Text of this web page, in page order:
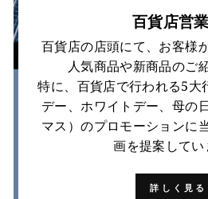
百貨店営
百貨店の店頭にて、お客様
⼈気商品や新商品のご
特に、百貨店で行われる5大
デー、ホワイトデー、母の
マス）のプロモーションに
画を提案してい
詳しく見る